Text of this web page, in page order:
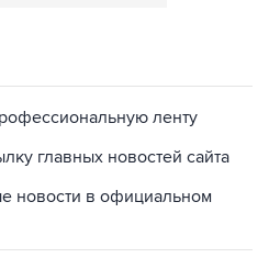
ленту
главных новостей сайта
новости в официальном